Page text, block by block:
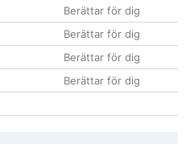
Berättar för dig
Berättar för dig
Berättar för dig
Berättar för dig